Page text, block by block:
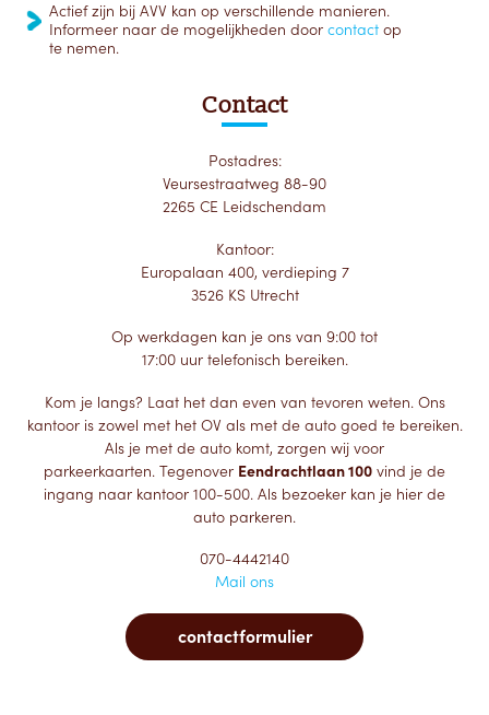
Actief zijn bij AVV kan op verschillende manieren.
Informeer naar de mogelijkheden door contact op
te nemen.
Contact
Postadres:
Veursestraatweg 88-90
2265 CE Leidschendam
Kantoor:
Europalaan 400, verdieping 7
3526 KS Utrecht
Op werkdagen kan je ons van 9:00 tot
17:00 uur telefonisch bereiken.
Kom je langs? Laat het dan even van tevoren weten. Ons
kantoor is zowel met het OV als met de auto goed te bereiken.
Als je met de auto komt, zorgen wij voor
parkeerkaarten. Tegenover Eendrachtlaan 100 vind je de
ingang naar kantoor 100-500. Als bezoeker kan je hier de
auto parkeren.
070-4442140
Mail ons
contactformulier